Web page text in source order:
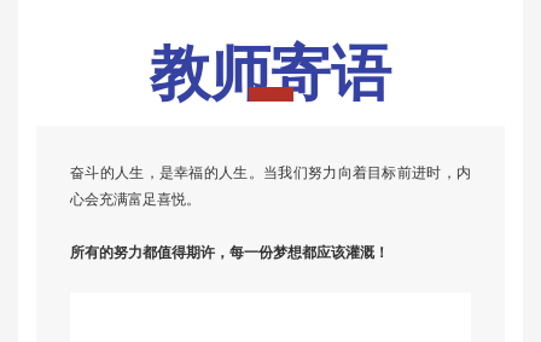
教师寄语
奋斗的人生，是幸福的人生。当我们努力向着目标前进时，内
心会充满富足喜悦。
所有的努力都值得期许，每一份梦想都应该灌溉！